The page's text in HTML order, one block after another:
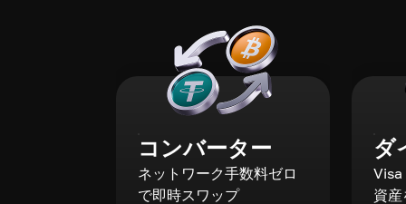
コンバーター
ネットワーク手数料ゼロ
で即時スワップ
ダ
資